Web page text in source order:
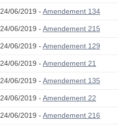
24/06/2019 - Amendement 134
24/06/2019 - Amendement 215
24/06/2019 - Amendement 129
24/06/2019 - Amendement 21
24/06/2019 - Amendement 135
24/06/2019 - Amendement 22
24/06/2019 - Amendement 216